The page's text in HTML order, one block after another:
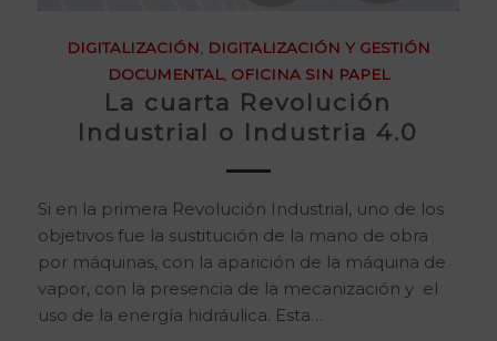
DIGITALIZACIÓN
DIGITALIZACIÓN Y GESTIÓN
DOCUMENTAL, OFICINA SIN PAPEL
La cuarta Revolución
Industrial o Industria 4.0
Si en la primera Revolución Industrial, uno de los
objetivos fue la sustitución de la mano de obra
por máquinas, con la aparición de la máquina de
vapor, con la presencia de la mecanización y el
uso de la energía hidráulica. Esta…